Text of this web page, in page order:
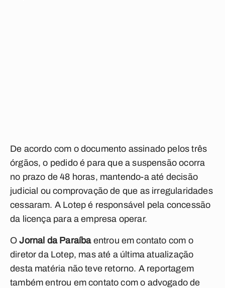
De acordo com o documento assinado pelos três
órgãos, o pedido é para que a suspensão ocorra
no prazo de 48 horas, mantendo-a até decisão
judicial ou comprovação de que as irregularidades
cessaram. A Lotep é responsável pela concessão
da licença para a empresa operar.
O Jornal da Paraíbaentrou em contato com o
diretor da Lotep, mas até a última atualização
desta matéria não teve retorno. A reportagem
também entrou em contato com o advogado de